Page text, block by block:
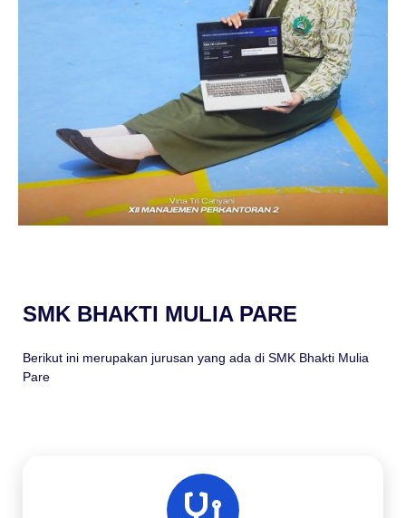
SMK BHAKTI MULIA PARE
Berikut ini merupakan jurusan yang ada di SMK Bhakti Mulia
Pare